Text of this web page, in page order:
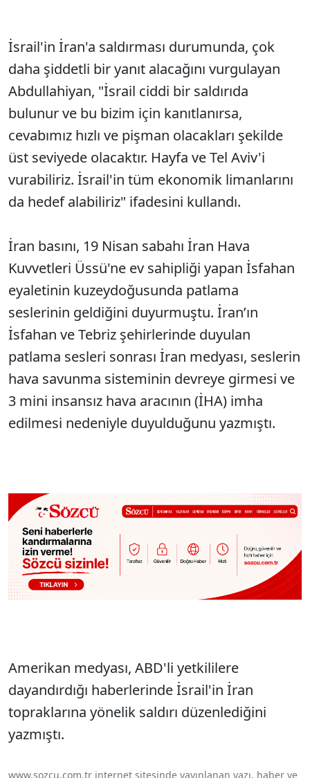
İsrail'in İran'a saldırması durumunda, çok
daha şiddetli bir yanıt alacağını vurgulayan
Abdullahiyan, "İsrail ciddi bir saldırıda
bulunur ve bu bizim için kanıtlanırsa,
cevabımız hızlı ve pişman olacakları şekilde
üst seviyede olacaktır. Hayfa ve Tel Aviv'i
vurabiliriz. İsrail'in tüm ekonomik limanlarını
da hedef alabiliriz" ifadesini kullandı.
İran basını, 19 Nisan sabahı İran Hava
Kuvvetleri Üssü'ne ev sahipliği yapan İsfahan
eyaletinin kuzeydoğusunda patlama
seslerinin geldiğini duyurmuştu. İran’ın
İsfahan ve Tebriz şehirlerinde duyulan
patlama sesleri sonrası İran medyası, seslerin
hava savunma sisteminin devreye girmesi ve
3 mini insansız hava aracının (İHA) imha
edilmesi nedeniyle duyulduğunu yazmıştı.
Amerikan medyası, ABD'li yetkililere
dayandırdığı haberlerinde İsrail'in İran
topraklarına yönelik saldırı düzenlediğini
yazmıştı.
www.sozcu.com.tr internet sitesinde yayınlanan yazı, haber ve